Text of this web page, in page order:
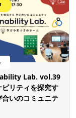
Lab. vol.39
リティを探究す
いのコミュニテ